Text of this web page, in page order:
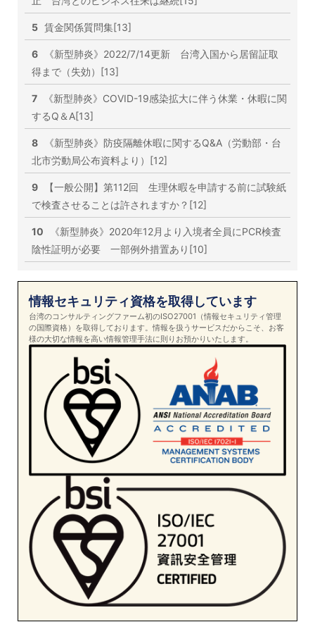
5 賃金関係質問集[13]
6
《新型肺炎》2022/7/14更新 台湾入国から居留証取
得まで（失効）[13]
7
《新型肺炎》COVID-19感染拡大に伴う休業・休暇に関
するQ＆A[13]
8
《新型肺炎》防疫隔離休暇に関するQ&A（労動部・台
北市労動局公布資料より）[12]
9
【一般公開】第112回 生理休暇を申請する前に試験紙
で検査させることは許されますか？[12]
10
《新型肺炎》2020年12月より入境者全員にPCR検査
陰性証明が必要 一部例外措置あり[10]
情報セキュリティ資格を取得しています
台湾のコンサルティングファーム初のISO27001（情報セキュリティ管理
の国際資格）を取得しております。情報を扱うサービスだからこそ、お客
様の大切な情報を高い情報管理手法に則りお預かりいたします。